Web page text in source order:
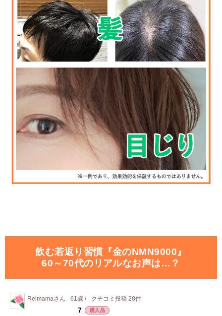
飲む若返り習慣『金のNMN9000』
60～70代のリアルなお声は…？
Reimamaさん 61歳 / クチコミ投稿 28件
7 購入品